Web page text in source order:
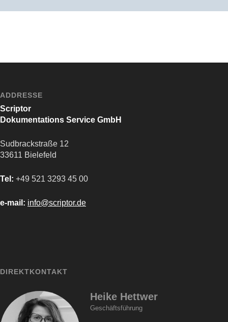
ADDRESSE
Scriptor
Dokumentations Service GmbH
Sudbrackstraße 12
33611 Bielefeld
Tel: +49 521 3293 45 00
e-mail: info@scriptor.de
DIREKTKONTAKT
Heike Hettwer
Geschäftsführung